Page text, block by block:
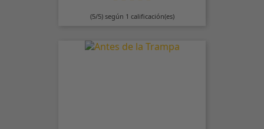
(5/5) según 1 calificación(es)